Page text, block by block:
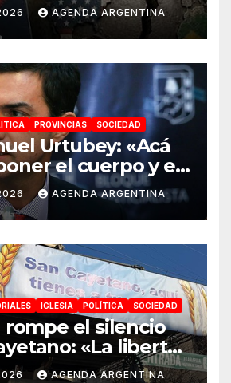
AGENDA ARGENTINA
PROVINCIAS SOCIEDAD
Urtubey: «Acá
el cuerpo y el
tiene que
de un
AGENDA ARGENTINA
IGLESIA POLÍTICA SOCIEDAD
rompe el silencio
«La libertad
no puede ser
AGENDA ARGENTINA